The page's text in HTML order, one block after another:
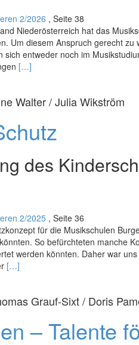
2/2026 , Seite 38
Niederösterreich hat das
Um diesem Anspruch gerecht
sich entweder noch im
Read
Durch
wachsen
[…]
Walter / Julia Wikström
des
2/2025 , Seite 36
für die Musikschulen
So befürchteten manche
werden könnten. Daher war
Read
Allen
[…]
Grauf-Sixt / Doris
– Talente